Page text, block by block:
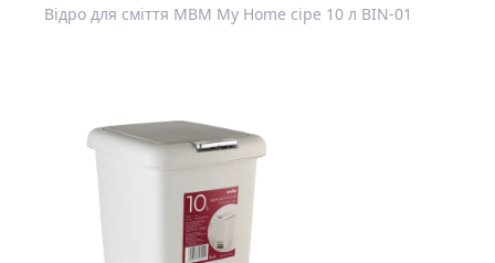
Відро для сміття MBM My Home сіре 10 л BIN-01